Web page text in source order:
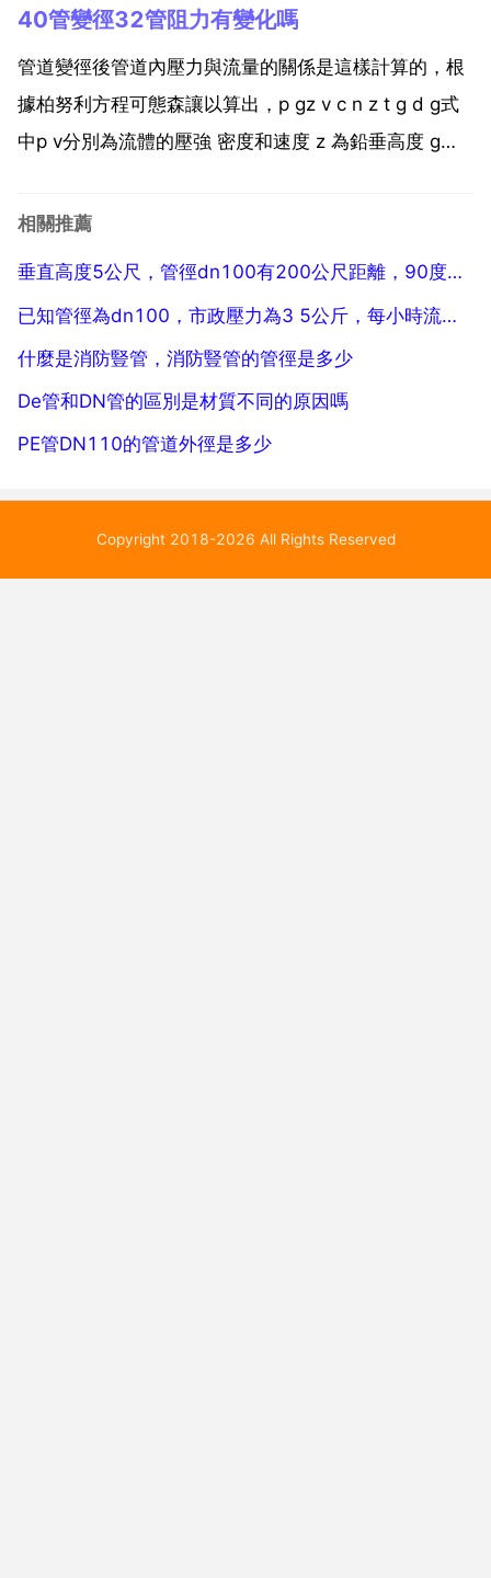
等級等等。一般鋼管dn500，其內徑和外徑分別為
500mm和530mm。dn500公稱直徑500m...
40管變徑32管阻力有變化嗎
管道變徑後管道內壓力與流量的關係是這樣計算的，根
據柏努利方程可態森讓以算出，p gz v c n z t g d g式
中p v分別為流體的壓強 密度和速度 z 為鉛垂高度 g為
流體的壓力能 p 重力勢能 g z和動能 v ，在沿流線運動
相關推薦
垂直高度5公尺，管徑dn100有200公尺距離，90度彎頭
已知管徑為dn100，市政壓力為3 5公斤，每小時流量是多少
什麼是消防豎管，消防豎管的管徑是多少
De管和DN管的區別是材質不同的原因嗎
PE管DN110的管道外徑是多少
Copyright 2018-2026 All Rights Reserved